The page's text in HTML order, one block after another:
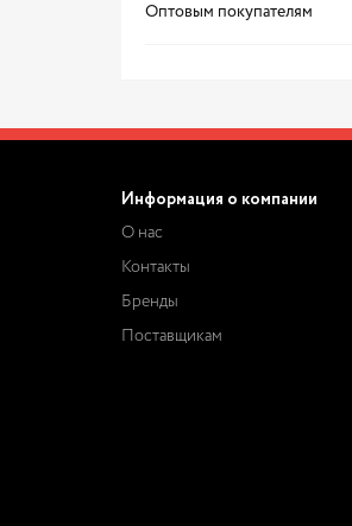
Оптовым покупателям
Информация о компании
О нас
Контакты
Бренды
Поставщикам